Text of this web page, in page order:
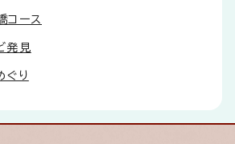
コース
発見
ぐり